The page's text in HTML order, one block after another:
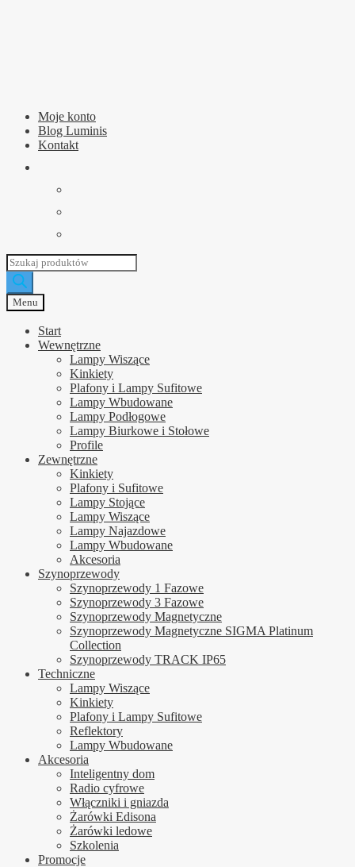
Moje konto
Blog Luminis
Kontakt
Wyszukiwarka
produktów
Menu
Start
Wewnętrzne
Lampy Wiszące
Kinkiety
Plafony i Lampy Sufitowe
Lampy Wbudowane
Lampy Podłogowe
Lampy Biurkowe i Stołowe
Profile
Zewnętrzne
Kinkiety
Plafony i Sufitowe
Lampy Stojące
Lampy Wiszące
Lampy Najazdowe
Lampy Wbudowane
Akcesoria
Szynoprzewody
Szynoprzewody 1 Fazowe
Szynoprzewody 3 Fazowe
Szynoprzewody Magnetyczne
Szynoprzewody Magnetyczne SIGMA Platinum
Collection
Szynoprzewody TRACK IP65
Techniczne
Lampy Wiszące
Kinkiety
Plafony i Lampy Sufitowe
Reflektory
Lampy Wbudowane
Akcesoria
Inteligentny dom
Radio cyfrowe
Włączniki i gniazda
Żarówki Edisona
Żarówki ledowe
Szkolenia
Promocje